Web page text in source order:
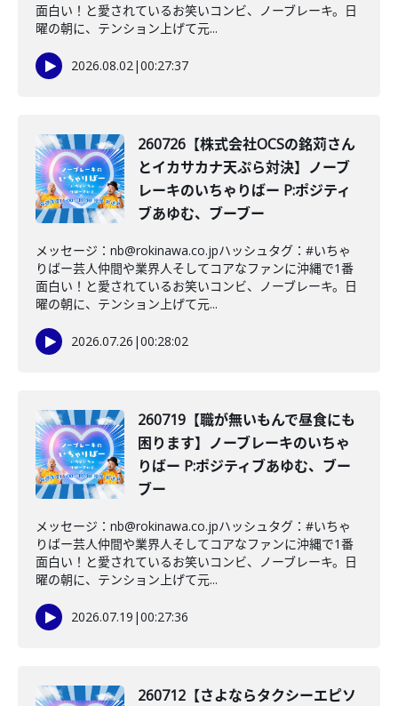
面白い！と愛されているお笑いコンビ、ノーブレーキ。日
曜の朝に、テンション上げて元...
2026.08.02|00:27:37
260726【株式会社OCSの銘苅さん
とイカサカナ天ぷら対決】ノーブ
レーキのいちゃりばー P:ポジティ
ブあゆむ、ブーブー
メッセージ：nb@rokinawa.co.jpハッシュタグ：#いちゃ
りばー芸人仲間や業界人そしてコアなファンに沖縄で1番
面白い！と愛されているお笑いコンビ、ノーブレーキ。日
曜の朝に、テンション上げて元...
2026.07.26 |00:28:02
260719【職が無いもんで昼食にも
困ります】ノーブレーキのいちゃ
りばー P:ポジティブあゆむ、ブー
ブー
メッセージ：nb@rokinawa.co.jpハッシュタグ：#いちゃ
りばー芸人仲間や業界人そしてコアなファンに沖縄で1番
面白い！と愛されているお笑いコンビ、ノーブレーキ。日
曜の朝に、テンション上げて元...
2026.07.19 |00:27:36
260712【さよならタクシーエピソ